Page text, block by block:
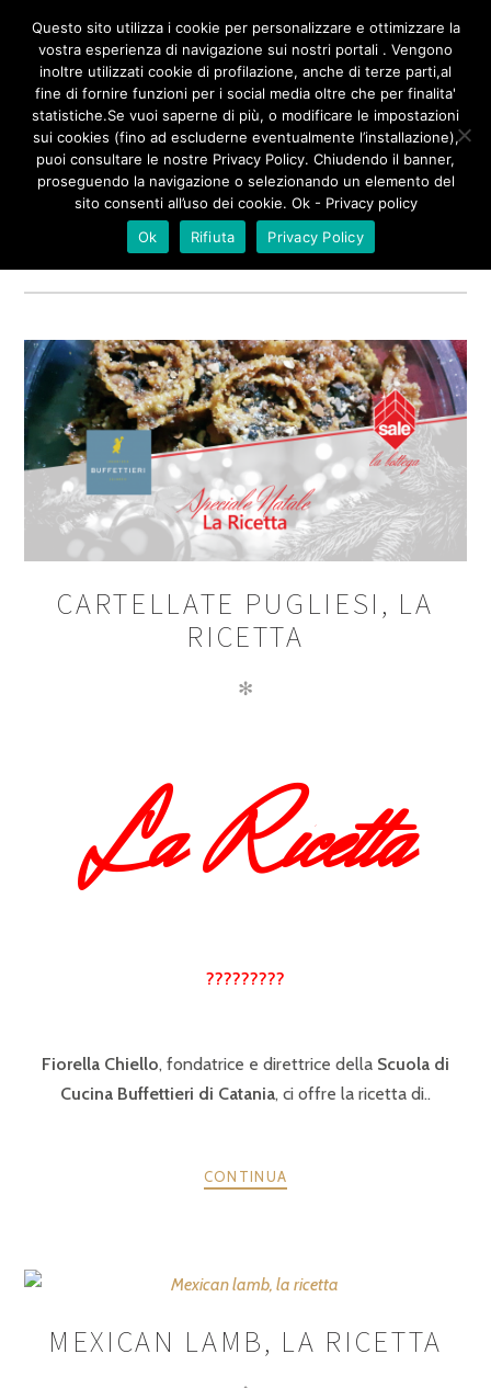
UN PIZZICO DI SALE
Tagged
CARTELLATE PUGLIESI, LA
RICETTA
✻
La Ricetta
?????????
Fiorella Chiello, fondatrice e direttrice della Scuola di
Cucina Buffettieri di Catania, ci offre la ricetta di..
CONTINUA
MEXICAN LAMB, LA RICETTA
Questo sito utilizza i cookie per personalizzare e ottimizzare la
vostra esperienza di navigazione sui nostri portali . Vengono
inoltre utilizzati cookie di profilazione, anche di terze parti,al
fine di fornire funzioni per i social media oltre che per finalita'
statistiche.Se vuoi saperne di più, o modificare le impostazioni
sui cookies (fino ad escluderne eventualmente l’installazione),
puoi consultare le nostre Privacy Policy. Chiudendo il banner,
proseguendo la navigazione o selezionando un elemento del
sito consenti all’uso dei cookie. Ok - Privacy policy
Ok
Rifiuta Privacy Policy